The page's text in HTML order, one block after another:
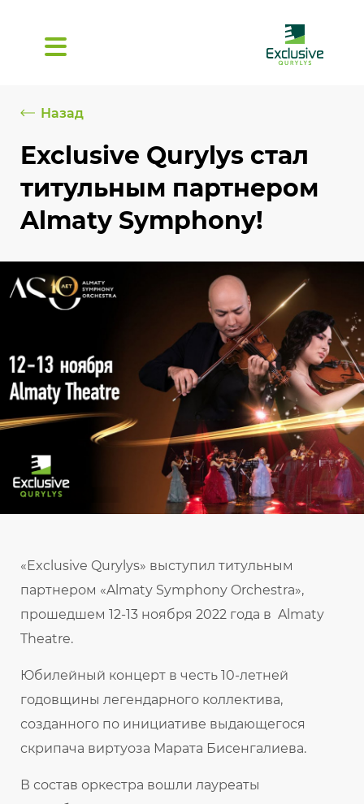
Назад
Exclusive Qurylys стал
титульным партнером
Almaty Symphony!
«Exclusive Qurylys» выступил титульным
партнером «Almaty Symphony Orchestra»,
прошедшем 12-13 ноября 2022 года в Almaty
Theatre.
Юбилейный концерт в честь 10-летней
годовщины легендарного коллектива,
созданного по инициативе выдающегося
скрипача виртуоза Марата Бисенгалиева.
В состав оркестра вошли лауреаты